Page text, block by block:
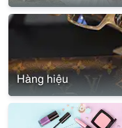
Hàng hiệu